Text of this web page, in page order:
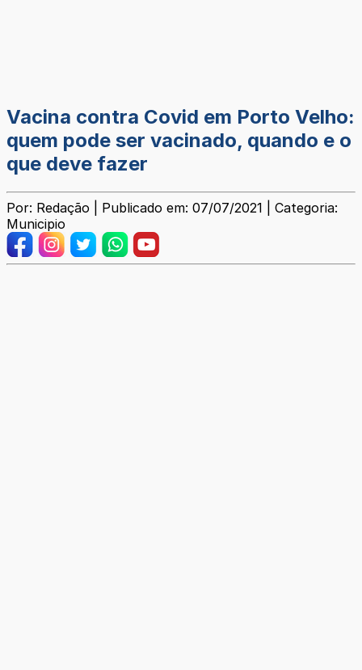
Vacina contra Covid em Porto Velho:
quem pode ser vacinado, quando e o
que deve fazer
Por: Redação | Publicado em: 07/07/2021 | Categoria:
Municipio